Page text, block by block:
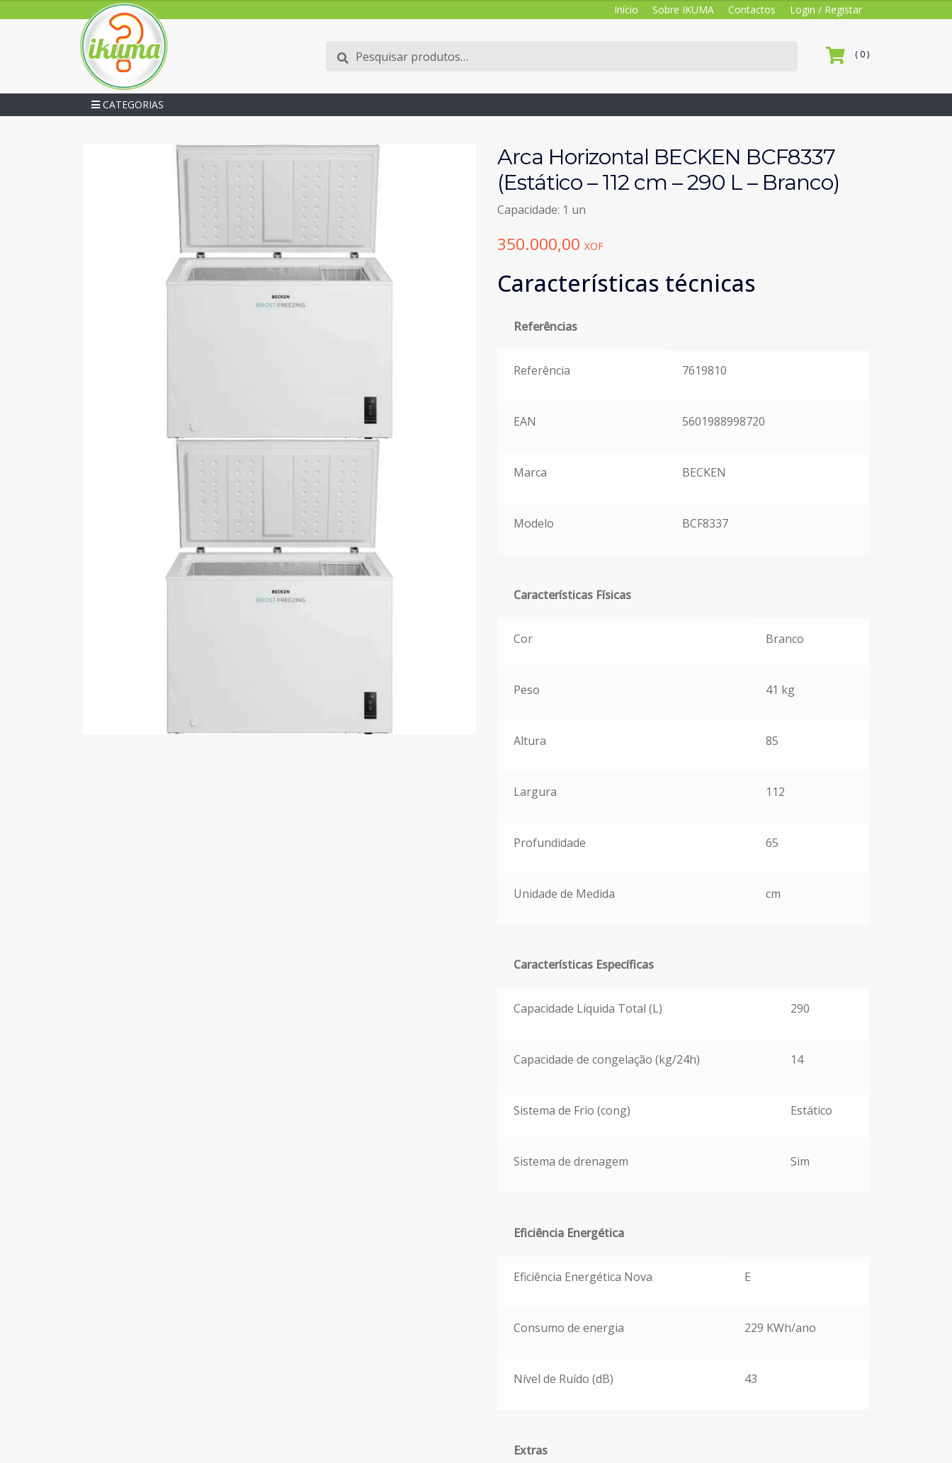
Início Sobre IKUMA Contactos Login / Registar
Pesquisar
por:
Pesquisa ( 0 )
CATEGORIAS
Arca Horizontal BECKEN BCF8337
(Estático – 112 cm – 290 L – Branco)
Capacidade: 1 un
350.000,00 XOF
Características técnicas
Referências
Referência 7619810
EAN 5601988998720
Marca BECKEN
Modelo BCF8337
Características Físicas
Cor Branco
Peso 41 kg
Altura 85
Largura 112
Profundidade 65
Unidade de Medida cm
Características Específicas
Capacidade Líquida Total (L) 290
Capacidade de congelação (kg/24h) 14
Sistema de Frio (cong) Estático
Sistema de drenagem Sim
Eficiência Energética
Eficiência Energética Nova E
Consumo de energia 229 KWh/ano
Nível de Ruído (dB) 43
Extras